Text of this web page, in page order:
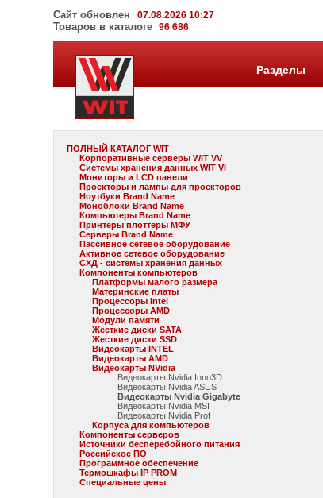
Сайт обновлен 07.08.2026 10:27
Товаров в каталоге96 686
Разделы
ПОЛНЫЙ КАТАЛОГ WIT
Корпоративные серверы WIT VV
Системы хранения данных WIT VI
Мониторы и LCD панели
Проекторы и лампы для проекторов
Ноутбуки Brand Name
Моноблоки Brand Name
Компьютеры Brand Name
Принтеры плоттеры МФУ
Серверы Brand Name
Пассивное сетевое оборудование
Активное сетевое оборудование
СХД - системы хранения данных
Компоненты компьютеров
Платформы малого размера
Материнские платы
Процессоры Intel
Процессоры AMD
Модули памяти
Жесткие диски SATA
Жесткие диски SSD
Видеокарты INTEL
Видеокарты AMD
Видеокарты NVidia
Видеокарты Nvidia Inno3D
Видеокарты Nvidia ASUS
Видеокарты Nvidia Gigabyte
Видеокарты Nvidia MSI
Видеокарты Nvidia Prof
Корпуса для компьютеров
Компоненты серверов
Источники бесперебойного питания
Российское ПО
Программное обеспечение
Термошкафы IP PROM
Специальные цены